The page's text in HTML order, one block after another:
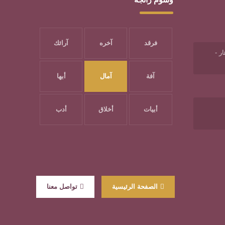
-
فرقد آخره آرائك
آفة آمال أبها
أبيات أخلاق أدب
الصفحة الرئيسية تواصل معنا